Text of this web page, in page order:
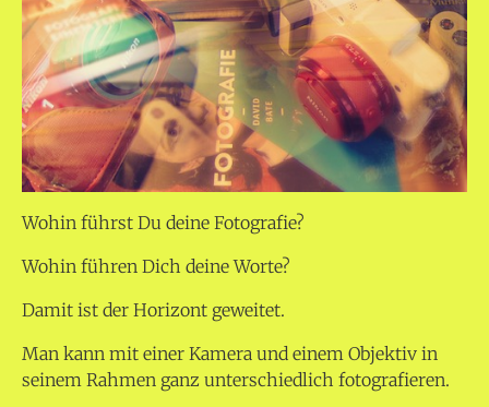
Wohin führst Du deine Fotografie?
Wohin führen Dich deine Worte?
Damit ist der Horizont geweitet.
Man kann mit einer Kamera und einem Objektiv in
seinem Rahmen ganz unterschiedlich fotografieren.